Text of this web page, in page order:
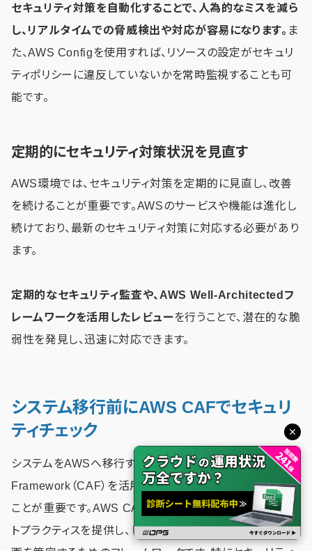
セキュリティ対策を自動化することで、人為的なミスを減ら
し、リアルタイムでの脅威検出や対応が容易になります。 ま
た、AWS Configを使用すれば、リソースの設定がセキュリ
ティポリシーに違反していないかを常時監視することも可
能です。
定期的にセキュリティ対策状況を見直す
AWS環境では、セキュリティ対策を定期的に見直し、改善
を続けることが重要です。AWSのサービスや機能は進化し
続けており、最新のセキュリティ対策に対応する必要があり
ます。
定期的なセキュリティ監査や、AWS Well-Architectedフ
レームワークを活用したレビューを行うことで、潜在的な脆
弱性を発見し、迅速に対応できます。
システム移行前にAWS CAFでセキュリ
ティチェック
システムをAWSへ移行する前に、AWS Cloud Adoption
Framework（CAF）を活用したセキュリティチェックを行う
ことが重要です。AWS CAFは、クラウド移行におけるベス
トプラクティスを提供し、ビジネスや技術要件に基づいた計